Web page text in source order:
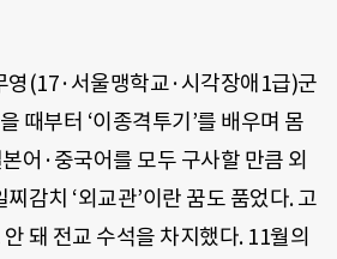
영(17·서울맹학교·시각장애1급)군
때부터 ‘이종격투기’를 배우며 몸
어·중국어를 모두 구사할 만큼 외
감치 ‘외교관’이란 꿈도 품었다. 고
돼 전교 수석을 차지했다. 11월의